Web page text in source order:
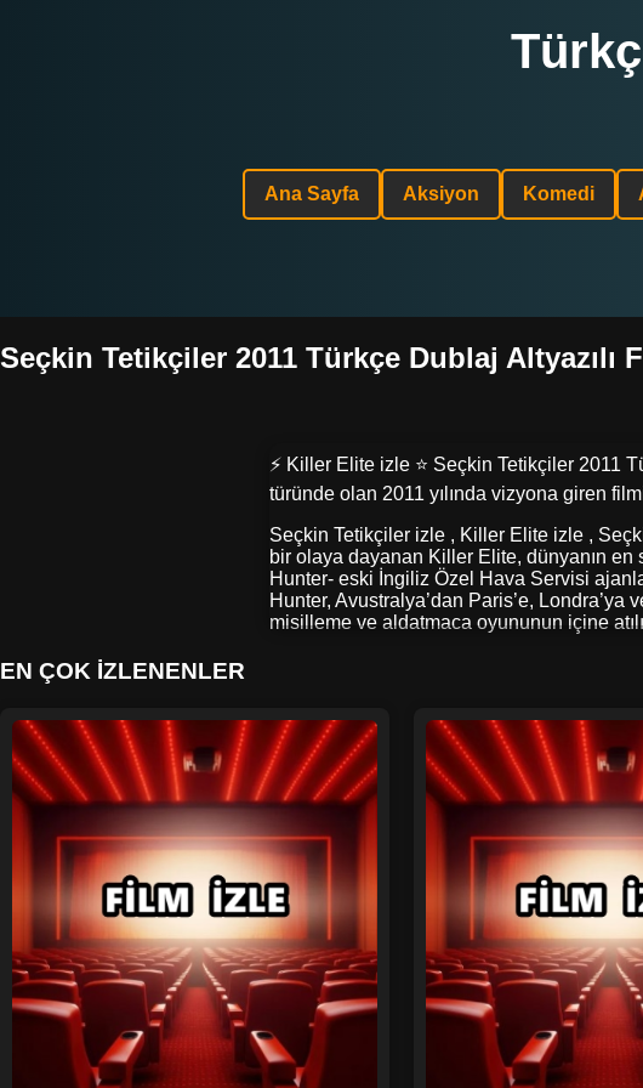
Ana Sayfa Aksiyon Komedi
Seçkin Tetikçiler 2011 Türkçe Dublaj Altyazılı
⚡ Killer Elite izle ⭐ Seçkin Tetikçiler 2011
türünde olan 2011 yılında vizyona giren
Seçkin Tetikçiler izle , Killer Elite izle ,
bir olaya dayanan Killer Elite, dünyanın en
Hunter- eski İngiliz Özel Hava Servisi
Hunter, Avustralya’dan Paris’e,
misilleme ve aldatmaca oyununun içine
EN ÇOK İZLENENLER